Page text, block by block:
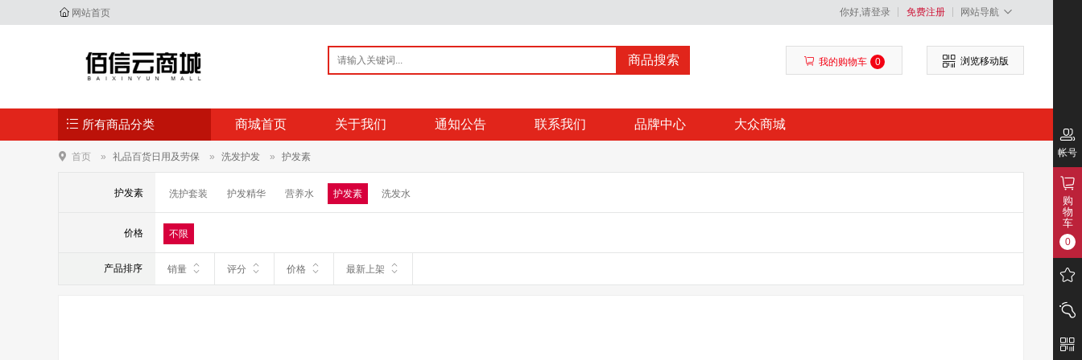
网站首页 你好,请登录 免费注册 网站导航
商品搜索 我的购物车 0 浏览移动版
所有商品分类 商城首页 关于我们 通知公告 联系我们 品牌中心 大众商城
首页 礼品百货日用及劳保 洗发护发 护发素
护发素 洗护套装 护发精华 营养水 护发素 洗发水
价格 不限
产品排序 销量 评分 价格 最新上架
帐号
购
物
车
0